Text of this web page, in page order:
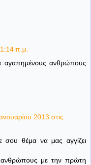
π.μ.
αγαπημένους ανθρώπους
2013 στις
σου θέμα να μας αγγίζει
ανθρώπους με την πρώτη